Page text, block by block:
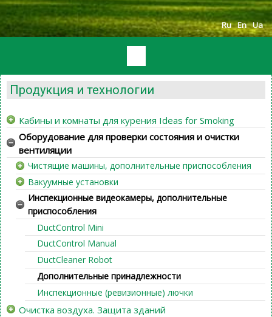
Ua
En
Ru
Продукция и технологии
Кабины и комнаты для курения Ideas for Smoking
Оборудование для проверки состояния и очистки
вентиляции
Чистящие машины, дополнительные приспособления
Вакуумные установки
Инспекционные видеокамеры, дополнительные
приспособления
DuctControl Mini
DuctControl Manual
DuctCleaner Robot
Дополнительные принадлежности
Инспекционные (ревизионные) лючки
Очистка воздуха. Защита зданий